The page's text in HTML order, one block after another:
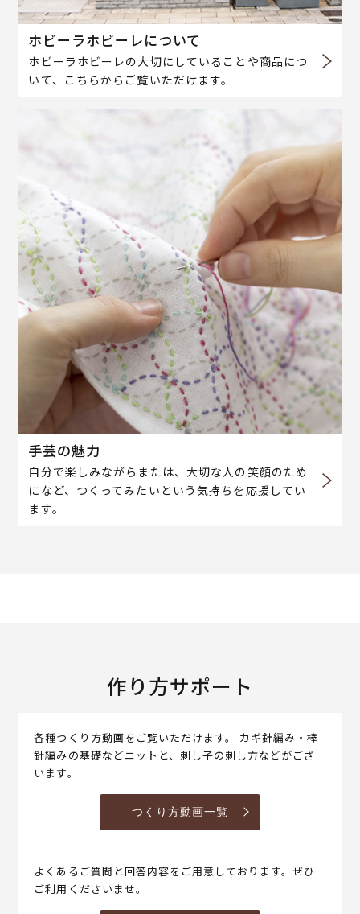
ホビーラホビーレについて
ホビーラホビーレの大切にしていることや商品につ
いて、こちらからご覧いただけます。
手芸の魅力
自分で楽しみながらまたは、大切な人の笑顔のため
になど、つくってみたいという気持ちを応援してい
ます。
作り方サポート
各種つくり方動画をご覧いただけます。 カギ針編み・棒
針編みの基礎などニットと、刺し子の刺し方などがござ
います。
つくり方動画一覧
よくあるご質問と回答内容をご用意しております。ぜひ
ご利用くださいませ。